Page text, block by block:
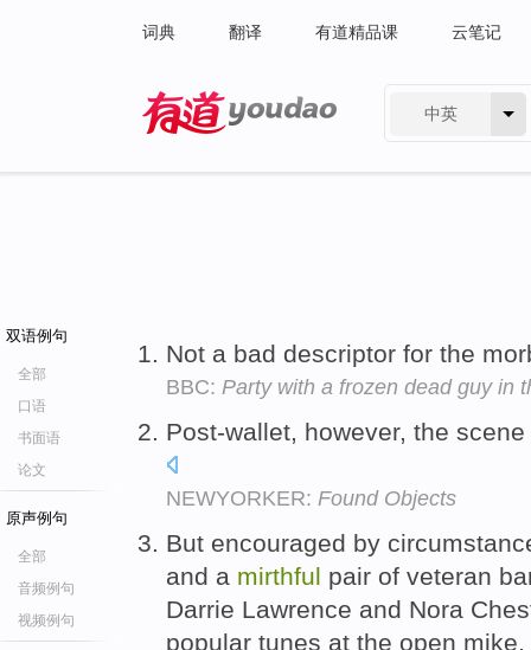
词典 翻译 有道精品课 云笔记
中英
双语例句
全部
口语
书面语
论文
原声例句
全部
音频例句
视频例句
Not a bad descriptor for the
BBC: Party with a frozen dead guy in
Post-wallet, however, the
NEWYORKER: Found Objects
But encouraged by
and a mirthful pair of veteran
Darrie Lawrence and Nora
popular tunes at the open